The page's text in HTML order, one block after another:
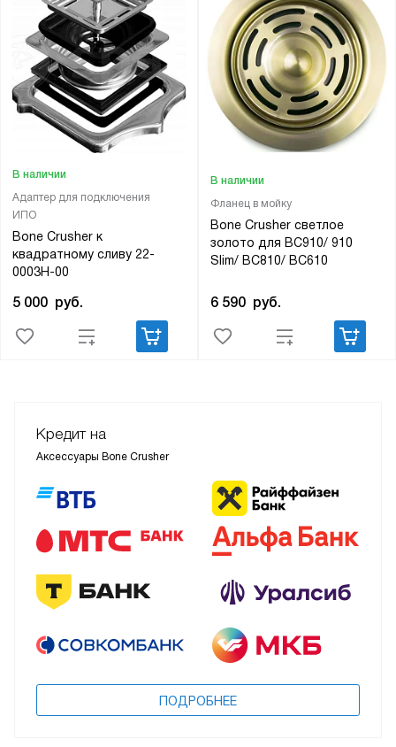
Адаптер для подключения
ИПО
Bone Crusher к
квадратному сливу 22-
0003H-00
В наличии
5 000 руб.
Фланец в мойку
Bone Crusher светлое
золото для BC910/ 910
Slim/ BC810/ ВС610
В наличии
6 590 руб.
Кредит на
Аксессуары Bone Crusher
ПОДРОБНЕЕ